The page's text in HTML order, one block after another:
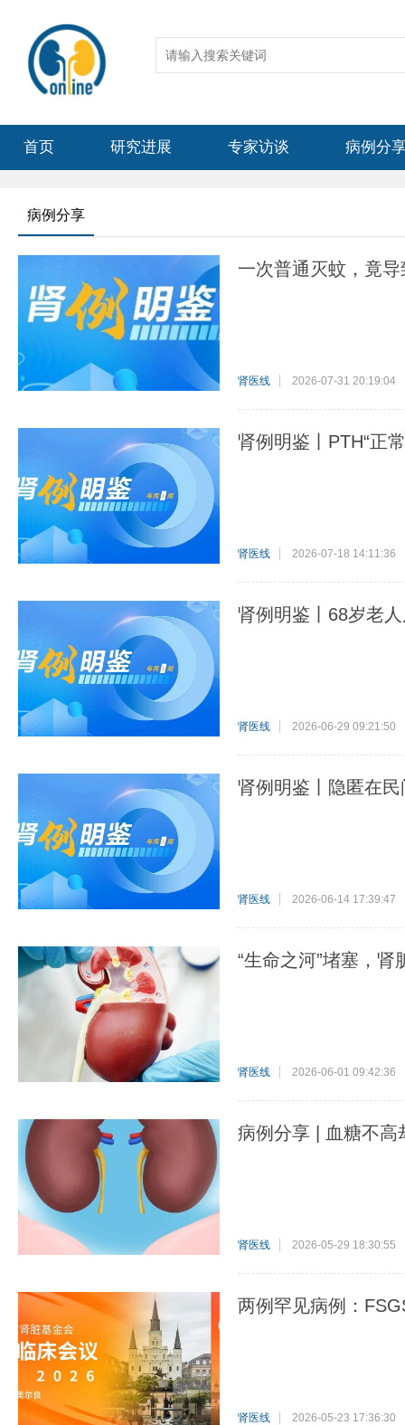
首页 研究进展 专家访谈 病例分
病例分享
一次普通灭蚊，竟
肾医线 2026-07-31 20:19:04
肾例明鉴丨PTH“正
肾医线 2026-07-18 14:11:36
肾例明鉴丨68岁老
肾医线 2026-06-29 09:21:50
肾例明鉴丨隐匿在
肾医线 2026-06-14 17:39:47
“生命之河”堵塞，
肾医线 2026-06-01 09:42:36
病例分享 | 血糖不高
肾医线 2026-05-29 18:30:55
两例罕见病例：
肾医线 2026-05-23 17:36:30